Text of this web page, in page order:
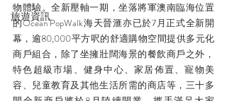
旅遊資訊
物體驗。全新壓軸一期，坐落將軍澳南臨海位置
的Ocean PopWalk海天晉滙亦已於7月正式全新開
幕，逾80,000平方呎的舒適購物空間提供多元化
商戶組合，除了坐擁壯闊海景的餐飲商戶之外，
特色超級市場、健身中心、家居佈置、寵物美
容、兒童教育及其他生活所需的商店等，三十多